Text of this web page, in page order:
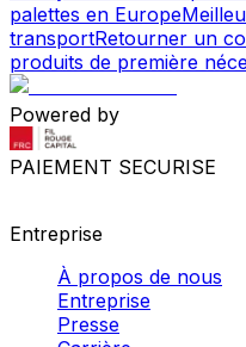
palettes en Europe
transportRetourner un
produits de première
Powered by
PAIEMENT SECURISE
Entreprise
À propos de nous
Entreprise
Presse